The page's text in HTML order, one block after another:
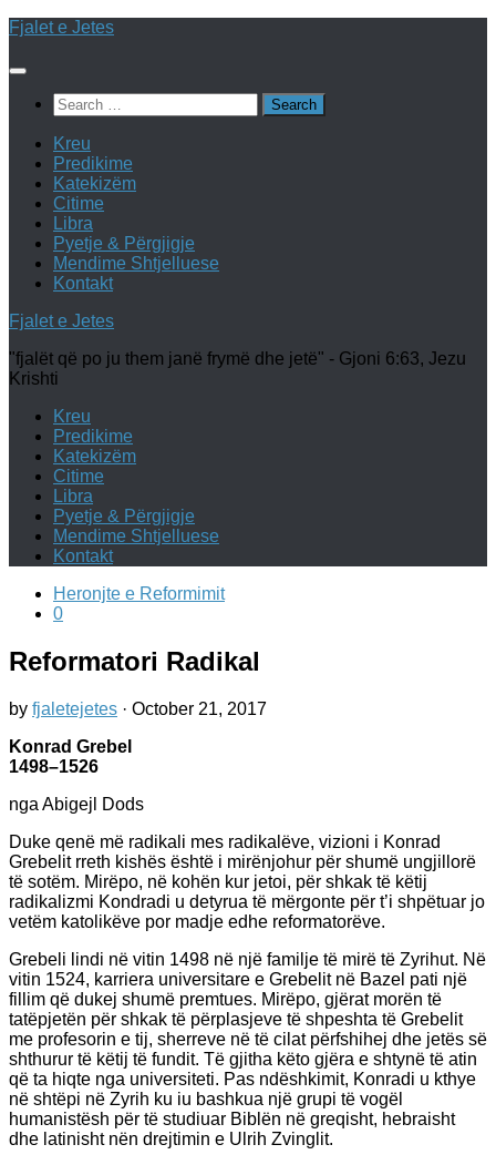
Skip
content
Fjalet e Jetes
Search
for:
Kreu
Predikime
Katekizëm
Citime
Libra
Pyetje & Përgjigje
Mendime Shtjelluese
Kontakt
Fjalet e Jetes
"fjalët që po ju them janë frymë dhe jetë" - Gjoni 6:63, Jezu
Krishti
Kreu
Predikime
Katekizëm
Citime
Libra
Pyetje & Përgjigje
Mendime Shtjelluese
Kontakt
Heronjte e Reformimit
0
Reformatori Radikal
by fjaletejetes · October 21, 2017
Konrad Grebel
1498–1526
nga Abigejl Dods
Duke qenë më radikali mes radikalëve, vizioni i Konrad
Grebelit rreth kishës është i mirënjohur për shumë ungjillorë
të sotëm. Mirëpo, në kohën kur jetoi, për shkak të këtij
radikalizmi Kondradi u detyrua të mërgonte për t’i shpëtuar jo
vetëm katolikëve por madje edhe reformatorëve.
Grebeli lindi në vitin 1498 në një familje të mirë të Zyrihut. Në
vitin 1524, karriera universitare e Grebelit në Bazel pati një
fillim që dukej shumë premtues. Mirëpo, gjërat morën të
tatëpjetën për shkak të përplasjeve të shpeshta të Grebelit
me profesorin e tij, sherreve në të cilat përfshihej dhe jetës së
shthurur të këtij të fundit. Të gjitha këto gjëra e shtynë të atin
që ta hiqte nga universiteti. Pas ndëshkimit, Konradi u kthye
në shtëpi në Zyrih ku iu bashkua një grupi të vogël
humanistësh për të studiuar Biblën në greqisht, hebraisht
dhe latinisht nën drejtimin e Ulrih Zvinglit.